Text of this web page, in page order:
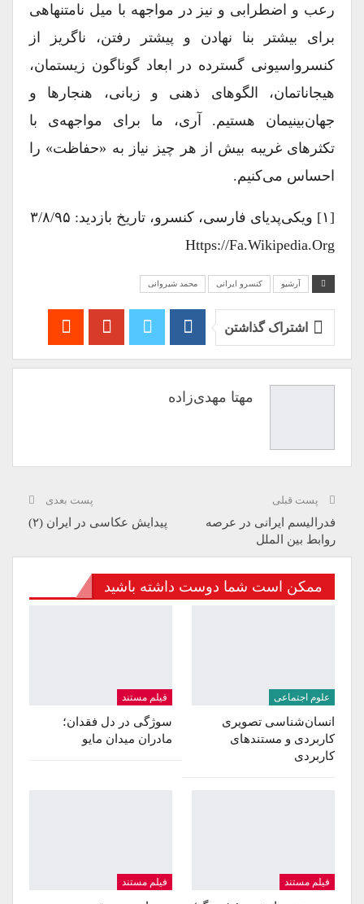
رعب و اضطرابی و نیز در مواجهه با میل نامتنهاهی
برای بیشتر بنا نهادن و پیشتر رفتن، ناگریز از
کنسرواسیونی گسترده در ابعاد گوناگون زیستمان،
هیجاناتمان، الگوهای ذهنی و زبانی، هنجارها و
جهان‌بینیمان هستیم. آری، ما برای مواجهه‌ی با
تکثرهای غریبه بیش از هر چیز نیاز به «حفاظت» را
احساس می‌کنیم.
Https://fa.wikipedia.org
آرشیو کنسرو ایرانی محمد شیروانی
اشتراک گذاشتن
مهتا مهدی‌زاده
پست قبلی
فدرالیسم ایرانی در عرصه
روابط بین الملل
پست بعدی
پیدایش عکاسی در ایران (۲)
ممکن است شما دوست داشته باشید
علوم اجتماعی
انسا‌ن‌شناسی تصویری
کاربردی و مستندهای
کاربردی
فیلم مستند
سوژگی در دل فقدان؛
مادران میدان مایو
فیلم مستند فیلم مستند